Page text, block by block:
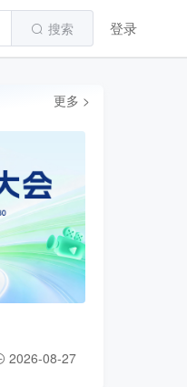
搜索 登录
更多 >
2026-08-27